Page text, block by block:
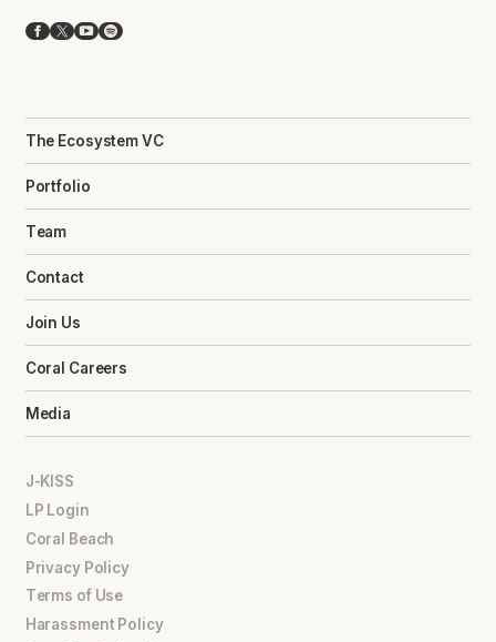
Facebook
X YouTube
Spotify
The Ecosystem VC
Portfolio
Team
Contact
Join Us
Coral Careers
Media
J-KISS
LP Login
Coral Beach
Privacy Policy
Terms of Use
Harassment Policy